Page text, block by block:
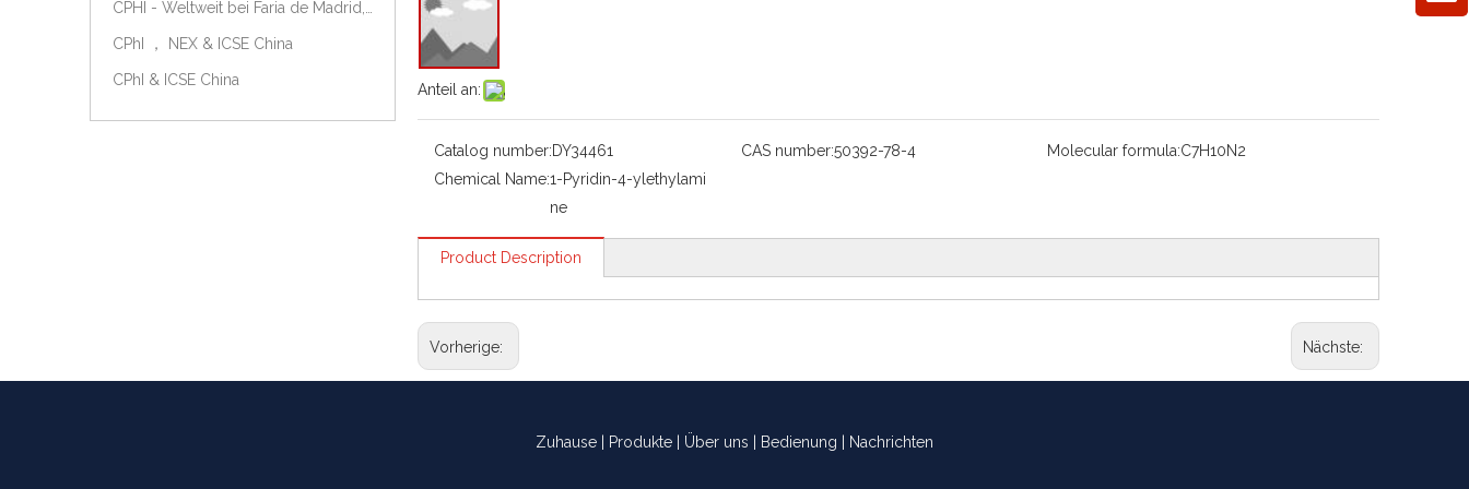
CPhI ， NEX & ICSE China
CPhI & ICSE China
Anteil an:
Catalog number:DY34461 CAS number:50392-78-4 Molecular formula:C7H10N2
Chemical Name:1-Pyridin-4-ylethylami
ne
Product Description
Vorherige: Nächste:
Zuhause Produkte Über uns Bedienung Nachrichten